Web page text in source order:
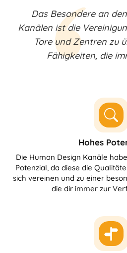
Das Besondere an
Kanälen ist die
Tore und Zentren zu
Fähigkeiten, die
Hohes
Die Human Design Kanäle
Potenzial, da diese die
sich vereinen und zu einer
die dir immer zur